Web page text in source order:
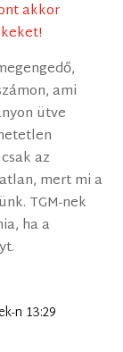
akkor
ami
ütve
az
mert mi a
TGM-nek
ha a
n 13:29